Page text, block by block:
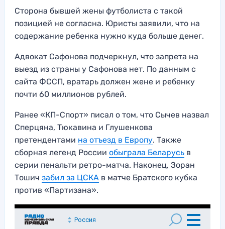
Сторона бывшей жены футболиста с такой
позицией не согласна. Юристы заявили, что на
содержание ребенка нужно куда больше денег.
Адвокат Сафонова подчеркнул, что запрета на
выезд из страны у Сафонова нет. По данным с
сайта ФССП, вратарь должен жене и ребенку
почти 60 миллионов рублей.
Ранее «КП-Спорт» писал о том, что Сычев назвал
Сперцяна, Тюкавина и Глушенкова
претендентами на отъезд в Европу. Также
сборная легенд России обыграла Беларусь в
серии пенальти ретро-матча. Наконец, Зоран
Тошич забил за ЦСКА в матче Братского кубка
против «Партизана».